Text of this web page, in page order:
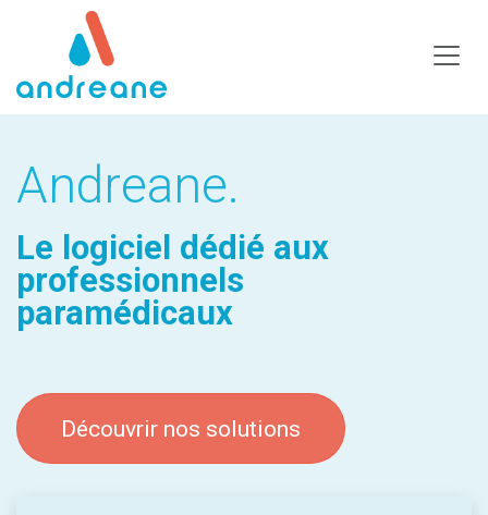
Se rendre au contenu
Andreane.
Le logiciel dédié aux
professionnels
paramédicaux
Découvrir nos solutions